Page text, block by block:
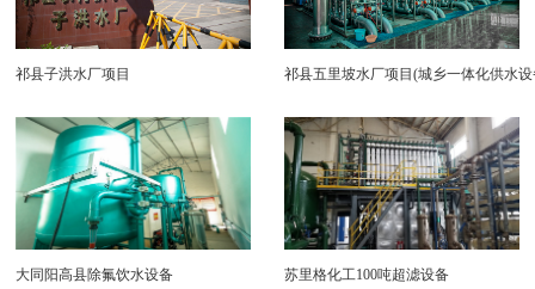
★刷桶机、拔盖机、热缩膜机、套标机、膜包
机、理瓶机
★无菌纸盒包装机、无菌液体软包机、饮料配
套机械
★空气净化器、风淋室、净化房
祁县子洪水厂项目 祁县五里坡水厂项目(城乡一体化供水设
大同阳高县除氟饮水设备 苏里格化工100吨超滤设备